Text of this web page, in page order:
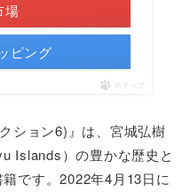
場
ピング
ポチップ
ション6)』は、宮城弘樹
Islands）の豊かな歴史と
です。2022年4月13日に